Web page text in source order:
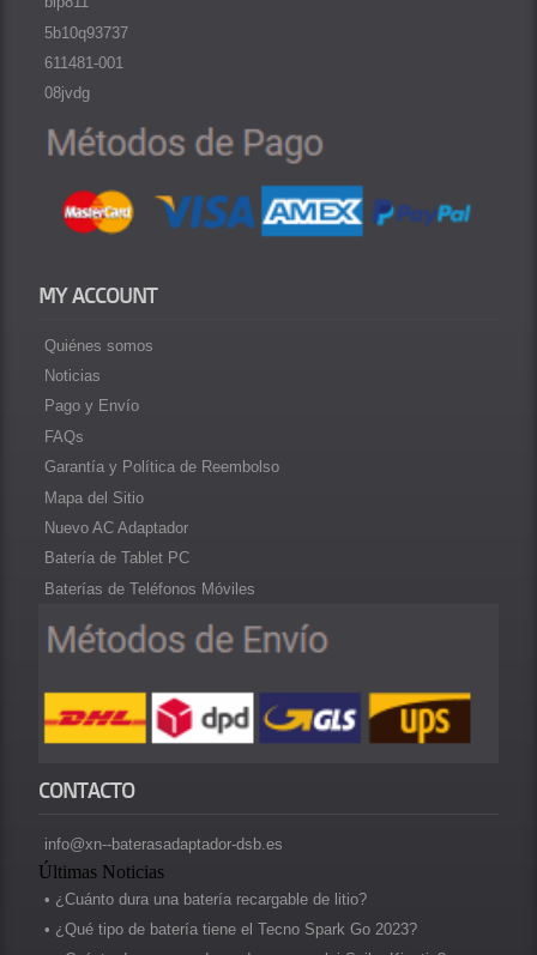
5b10q93737
611481-001
08jvdg
MY ACCOUNT
Quiénes somos
Noticias
Pago y Envío
FAQs
Garantía y Política de Reembolso
Mapa del Sitio
Nuevo AC Adaptador
Batería de Tablet PC
Baterías de Teléfonos Móviles
CONTACTO
info@xn--baterasadaptador-dsb.es
Últimas Noticias
• ¿Cuánto dura una batería recargable de litio?
• ¿Qué tipo de batería tiene el Tecno Spark Go 2023?